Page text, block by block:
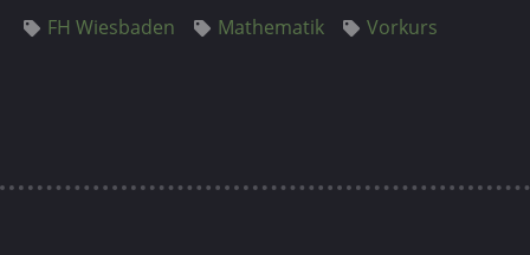
FH Wiesbaden Mathematik Vorkurs